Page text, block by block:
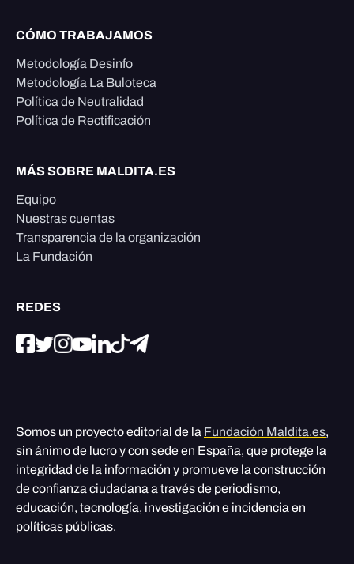
CÓMO TRABAJAMOS
Metodología Desinfo
Metodología La Buloteca
Política de Neutralidad
Política de Rectificación
MÁS SOBRE MALDITA.ES
Equipo
Nuestras cuentas
Transparencia de la organización
La Fundación
REDES
Somos un proyecto editorial de la Fundación Maldita.es,
sin ánimo de lucro y con sede en España, que protege la
integridad de la información y promueve la construcción
de confianza ciudadana a través de periodismo,
educación, tecnología, investigación e incidencia en
políticas públicas.